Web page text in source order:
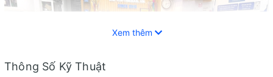
Xem thêm
Thông Số Kỹ Thuật